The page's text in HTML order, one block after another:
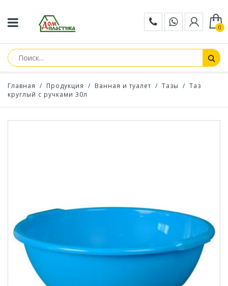
0
Главная / Продукция / Ванная и туалет / Тазы / Таз
круглый с ручками 30л